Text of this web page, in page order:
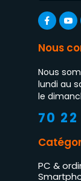
Nous
Nous
lundi au
le
70
PC &